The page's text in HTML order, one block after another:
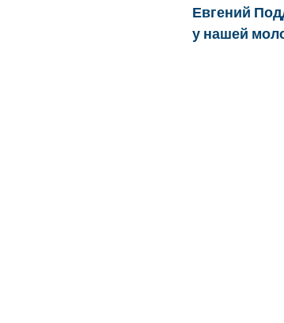
Евгений
у нашей